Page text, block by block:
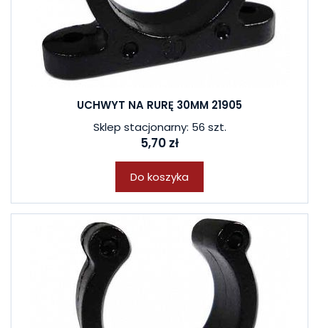
UCHWYT NA RURĘ 30MM 21905
Sklep stacjonarny: 56 szt.
5,70 zł
Do koszyka